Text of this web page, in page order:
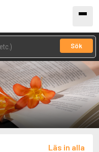
Sök
Läs in alla